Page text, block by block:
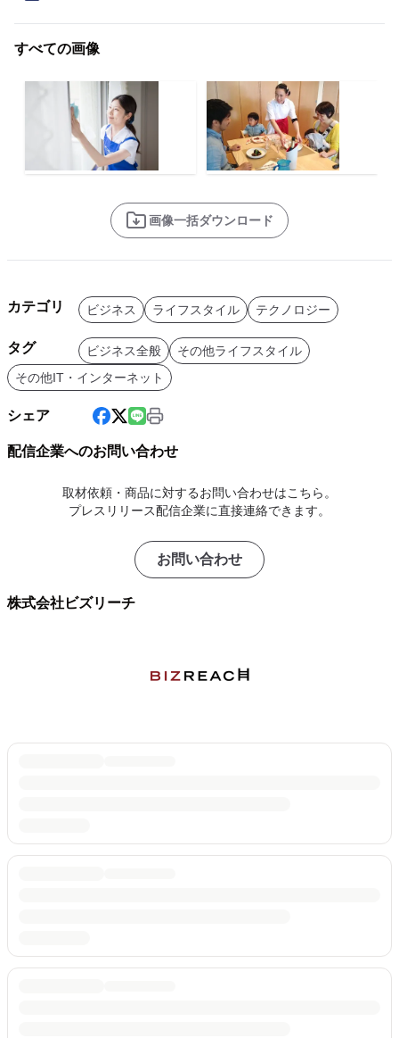
すべての画像
画像一括ダウンロード
カテゴリ ビジネス ライフスタイル テクノロジー
タグ ビジネス全般
その他ライフスタイル
その他IT・インターネット
シェア
配信企業へのお問い合わせ
取材依頼・商品に対するお問い合わせはこちら。
プレスリリース配信企業に直接連絡できます。
お問い合わせ
株式会社ビズリーチ